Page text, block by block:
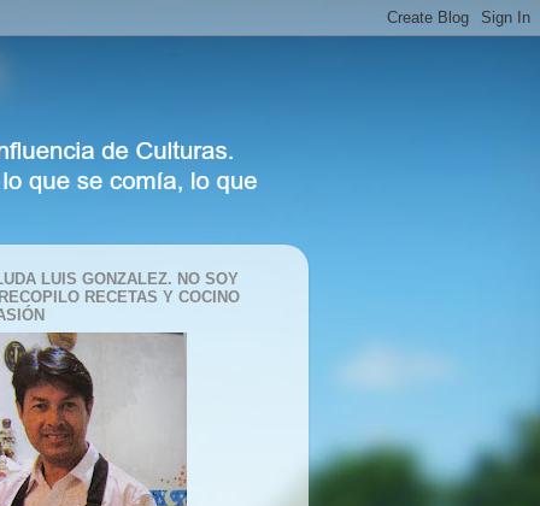
LUIS GONZALEZ. NO SOY
RECETAS Y COCINO